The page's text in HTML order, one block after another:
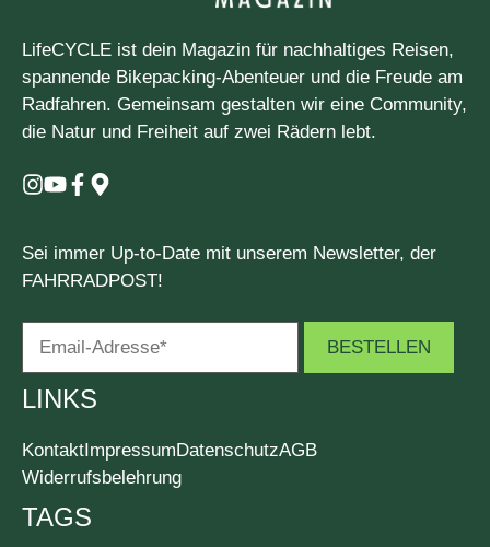
LifeCYCLE ist dein Magazin für nachhaltiges Reisen,
spannende Bikepacking-Abenteuer und die Freude am
Radfahren. Gemeinsam gestalten wir eine Community,
die Natur und Freiheit auf zwei Rädern lebt.
Sei immer Up-to-Date mit unserem Newsletter, der
FAHRRADPOST!
LINKS
KontaktImpressumDatenschutzAGB
Widerrufsbelehrung
TAGS